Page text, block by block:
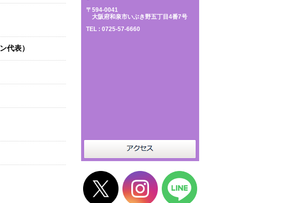
代表）
〒594-0041
大阪府和泉市いぶき野五丁目4番7号
TEL : 0725-57-6660